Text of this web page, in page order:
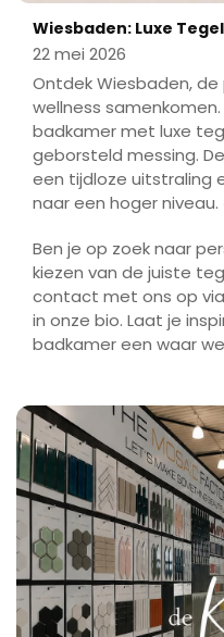
Wiesbaden: Luxe
22 mei 2026
Ontdek Wiesbaden,
wellness
badkamer met luxe
geborsteld messing.
een tijdloze uitstraling
naar een hoger niveau.
Ben je op zoek naar
kiezen van de juiste
contact met ons op
in onze bio. Laat je
badkamer een waar